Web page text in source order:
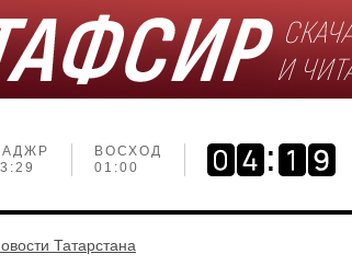
ВОСХОД
01:00
Татарстана